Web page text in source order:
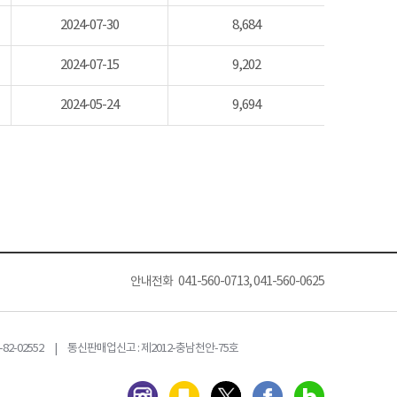
2024-07-30 8,684
2024-07-15 9,202
2024-05-24 9,694
안내전화 041-560-0713, 041-560-0625
02552 | 통신판매업신고 : 제2012-충남천안-75호